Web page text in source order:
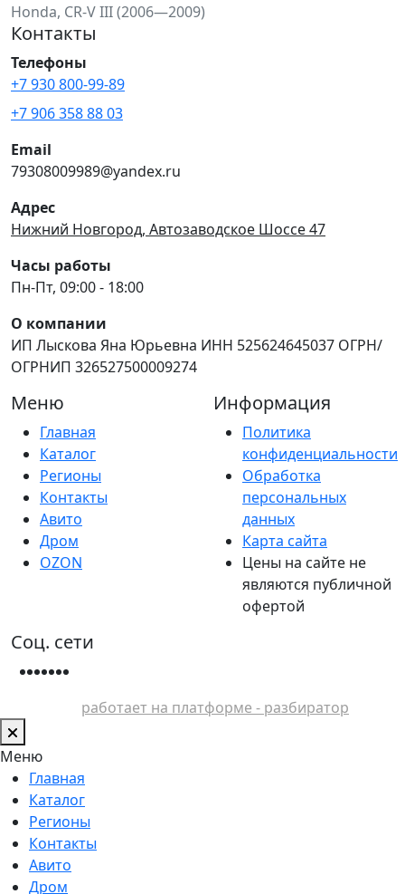
Honda, CR-V III (2006—2009)
Контакты
Телефоны
+7 930 800-99-89
+7 906 358 88 03
Email
79308009989@yandex.ru
Адрес
Нижний Новгород, Автозаводское Шоссе 47
Часы работы
Пн-Пт, 09:00 - 18:00
О компании
ИП Лыскова Яна Юрьевна ИНН 525624645037 ОГРН/
ОГРНИП 326527500009274
Меню
Главная
Каталог
Регионы
Контакты
Авито
Дром
OZON
Информация
Политика
конфиденциальности
Обработка
персональных
данных
Карта сайта
Цены на сайте не
являются публичной
офертой
Соц. сети
работает на платформе - разбиратор
Меню
Главная
Каталог
Регионы
Контакты
Авито
Дром